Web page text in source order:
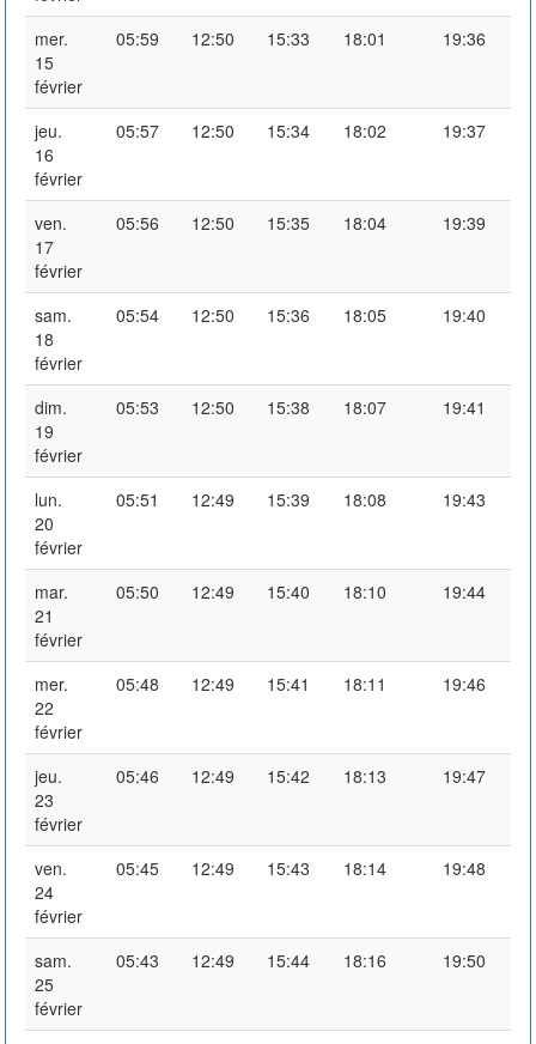
mer.
15
février
05:59 12:50 15:33 18:01 19:36
jeu.
16
février
05:57 12:50 15:34 18:02 19:37
ven.
17
février
05:56 12:50 15:35 18:04 19:39
sam.
18
février
05:54 12:50 15:36 18:05 19:40
dim.
19
février
05:53 12:50 15:38 18:07 19:41
lun.
20
février
05:51 12:49 15:39 18:08 19:43
mar.
21
février
05:50 12:49 15:40 18:10 19:44
mer.
22
février
05:48 12:49 15:41 18:11 19:46
jeu.
23
février
05:46 12:49 15:42 18:13 19:47
ven.
24
février
05:45 12:49 15:43 18:14 19:48
sam.
25
février
05:43 12:49 15:44 18:16 19:50